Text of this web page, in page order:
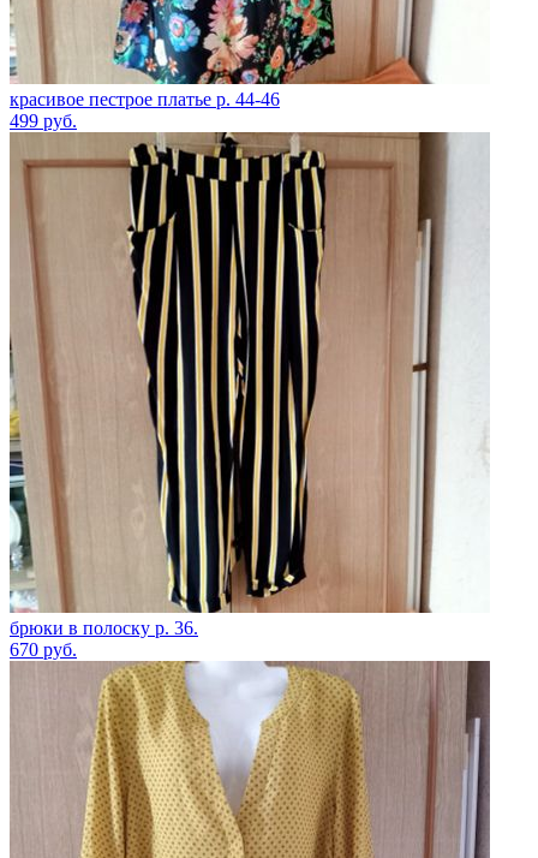
красивое пестрое платье р. 44-46
499 руб.
брюки в полоску р. 36.
670 руб.